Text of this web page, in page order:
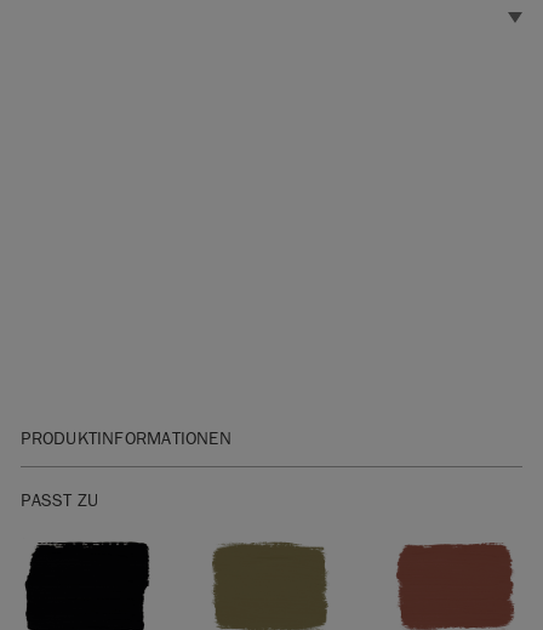
PRODUKTINFORMATIONEN
Paint Farbkarte gibt Ihnen ein genaues Farbmuster.
Bitte beachten Sie, dass die Farben je nach
PASST ZU